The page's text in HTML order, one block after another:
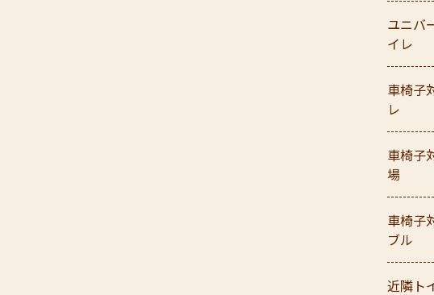
ユニバ
イレ
車椅子
レ
車椅子
場
車椅子
ブル
近隣ト